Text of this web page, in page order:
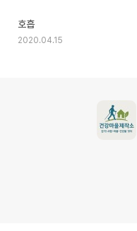
호흡
2020.04.15